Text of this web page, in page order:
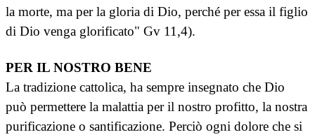
la morte, ma per la gloria di Dio, perché per essa il figlio
di Dio venga glorificato" Gv 11,4).
PER IL NOSTRO BENE
La tradizione cattolica, ha sempre insegnato che Dio
può permettere la malattia per il nostro profitto, la nostra
purificazione o santificazione. Perciò ogni dolore che si